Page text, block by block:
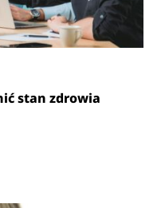
stan zdrowia